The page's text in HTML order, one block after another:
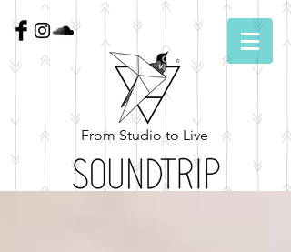
From Studio to Live